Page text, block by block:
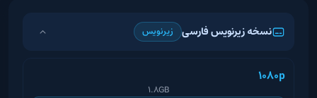
نسخه زیرنویس فارسی زیرنویس
1080p
1.8GB